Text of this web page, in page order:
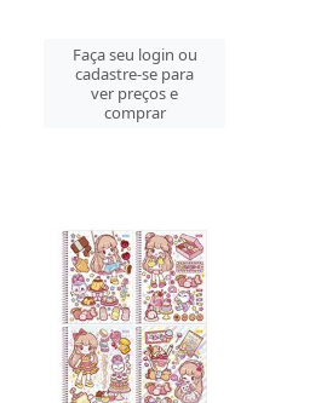
Faça seu login ou
cadastre-se para
ver preços e
comprar